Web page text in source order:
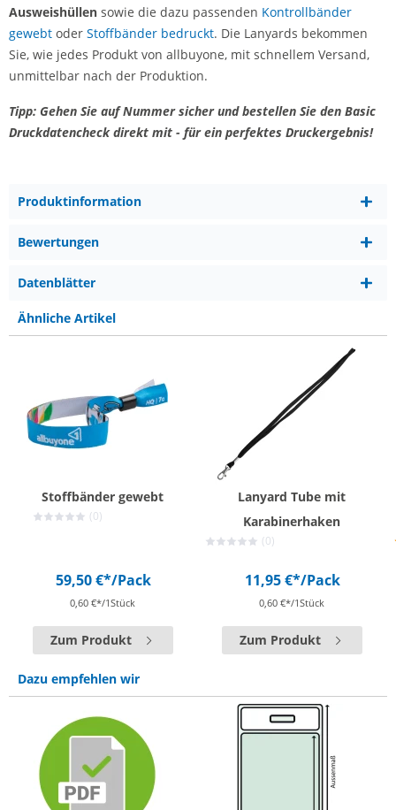
Ausweishüllen sowie die dazu passenden Kontrollbänder
gewebt oder Stoffbänder bedruckt. Die Lanyards bekommen
Sie, wie jedes Produkt von allbuyone, mit schnellem Versand,
unmittelbar nach der Produktion.
Tipp: Gehen Sie auf Nummer sicher und bestellen Sie den Basic
Druckdatencheck direkt mit - für ein perfektes Druckergebnis!
Produktinformation
Bewertungen
Datenblätter
Ähnliche Artikel
Stoffbänder gewebt
(0)
59,50 €*/Pack
0,60 €*/1Stück
Zum Produkt
Lanyard Tube mit
Karabinerhaken
(0)
11,95 €*/Pack
0,60 €*/1Stück
Zum Produkt
Dazu empfehlen wir